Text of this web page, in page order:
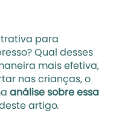
para
Qual desses
mais efetiva,
nas crianças, o
análise sobre essa
artigo.